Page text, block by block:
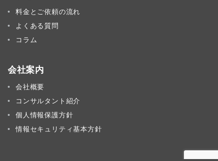
料金とご依頼の流れ
よくある質問
コラム
会社案内
会社概要
コンサルタント紹介
個人情報保護方針
情報セキュリティ基本方針